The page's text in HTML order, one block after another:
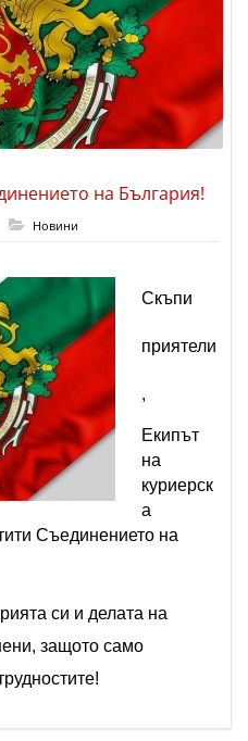
на България!
Новини
Скъпи
приятели
,
Екипът
на
куриерск
а
Съединението на
си и делата на
защото само